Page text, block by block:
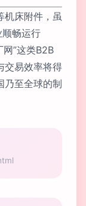
机床附件，虽
顺畅运行
网”这类B2B
交易效率将得
乃至全球的制